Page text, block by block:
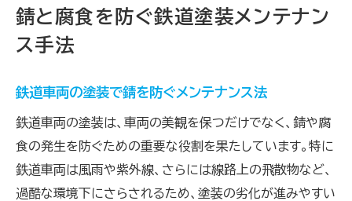
錆と腐食を防ぐ鉄道塗装メンテナン
ス手法
鉄道車両の塗装で錆を防ぐメンテナンス法
鉄道車両の塗装は、車両の美観を保つだけでなく、錆や腐
食の発生を防ぐための重要な役割を果たしています。特に
鉄道車両は風雨や紫外線、さらには線路上の飛散物など、
過酷な環境下にさらされるため、塗装の劣化が進みやすい